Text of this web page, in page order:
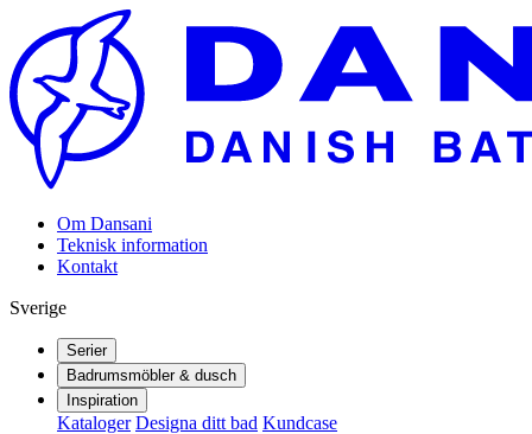
Om Dansani
Teknisk information
Kontakt
Sverige
Serier
Badrumsmöbler & dusch
Inspiration
Kataloger Designa ditt bad Kundcase